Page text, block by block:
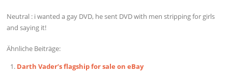
Neutral : i wanted a gay DVD, he sent DVD with men stripping for girls
and saying it!
Ähnliche Beiträge:
Darth Vader’s flagship for sale on eBay